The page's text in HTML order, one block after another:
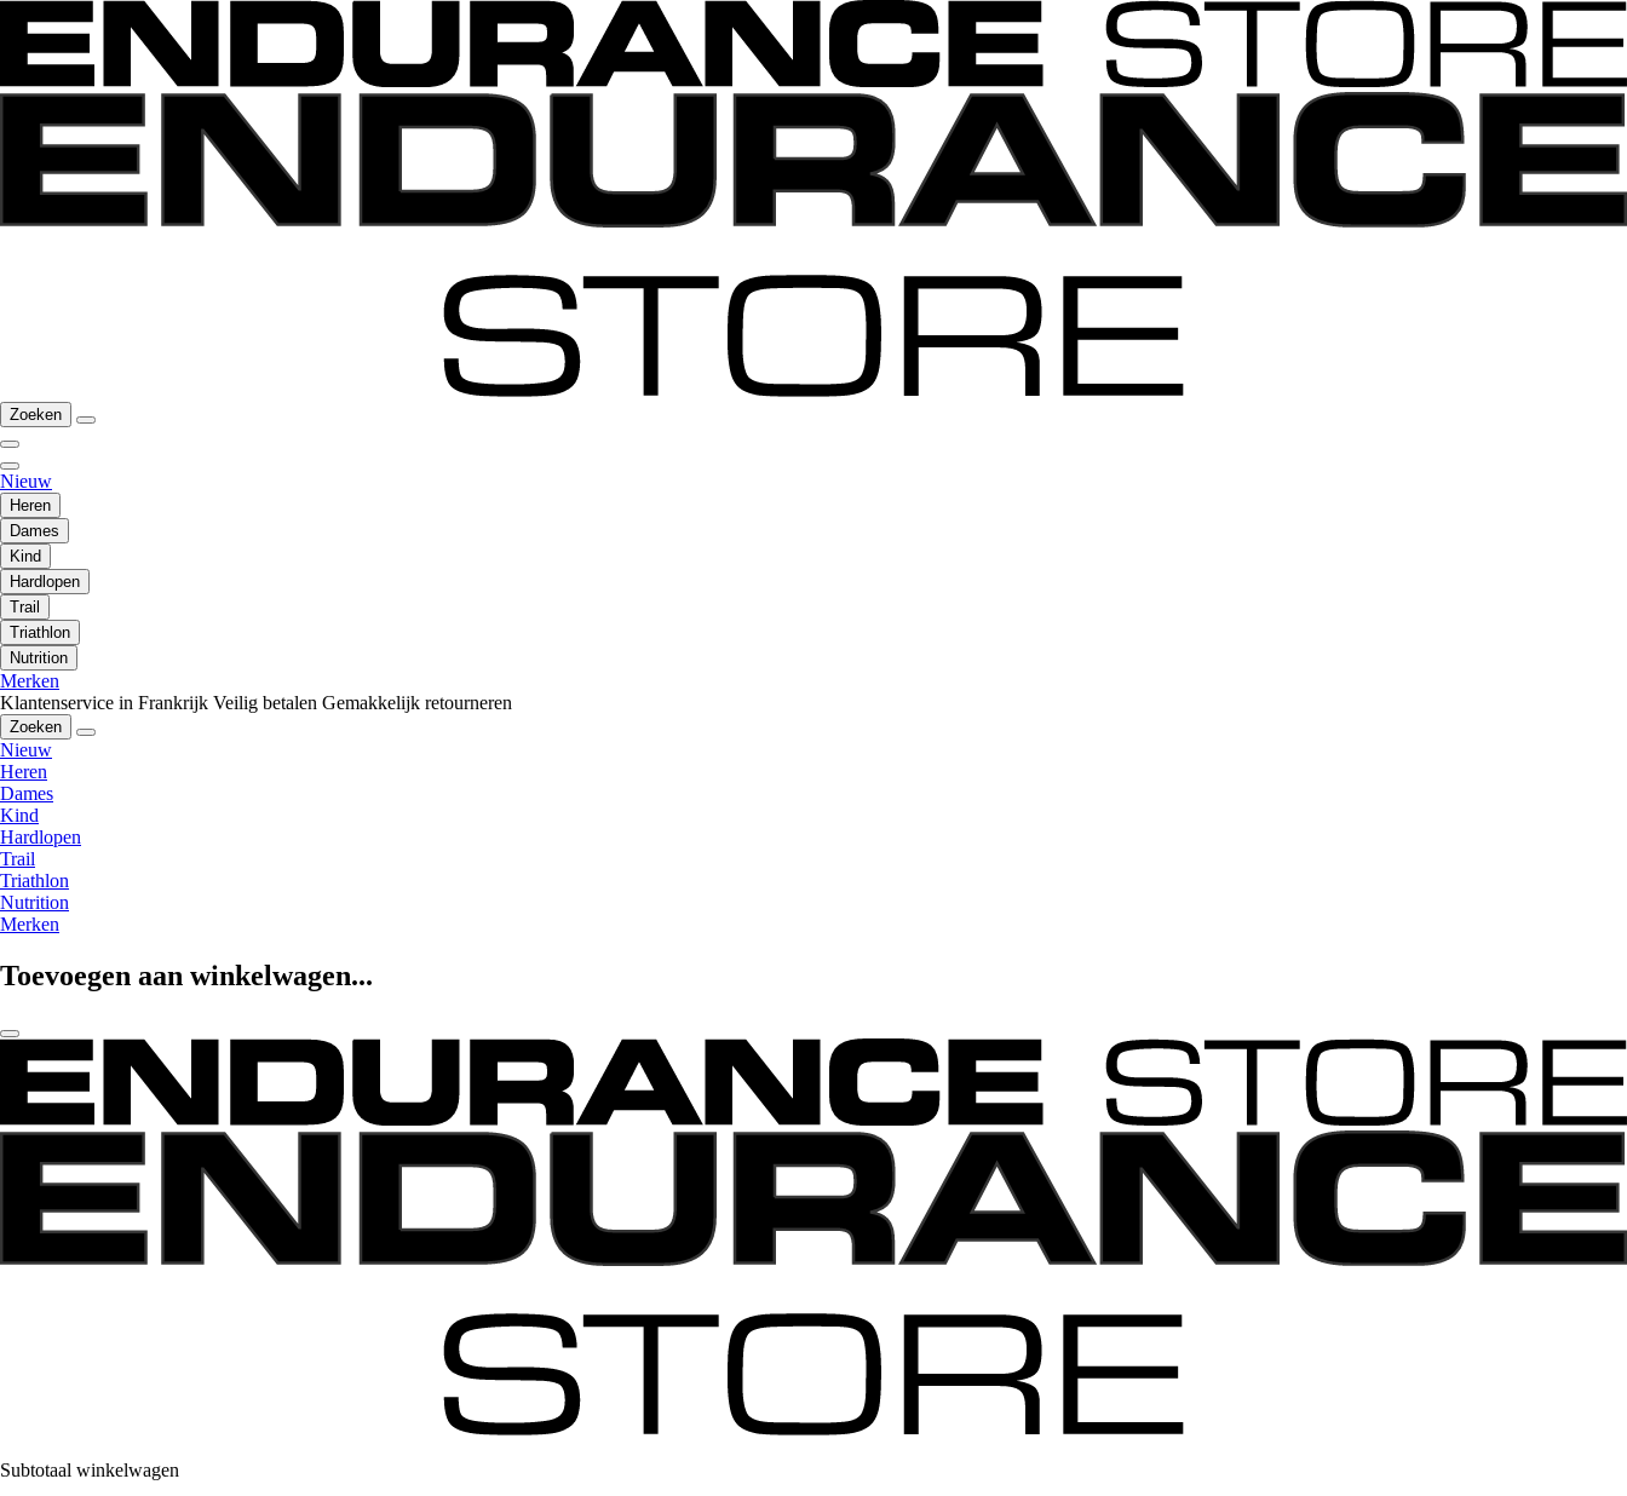
Zoeken
Nieuw
Heren
Dames
Kind
Hardlopen
Trail
Triathlon
Nutrition
Merken
Klantenservice in Frankrijk Veilig betalen Gemakkelijk retourneren
Zoeken
Nieuw
Heren
Dames
Kind
Hardlopen
Trail
Triathlon
Nutrition
Merken
Toevoegen aan winkelwagen...
Subtotaal winkelwagen